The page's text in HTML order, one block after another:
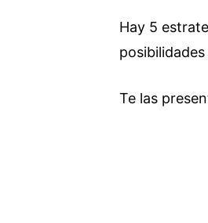
Hay 5
Te las